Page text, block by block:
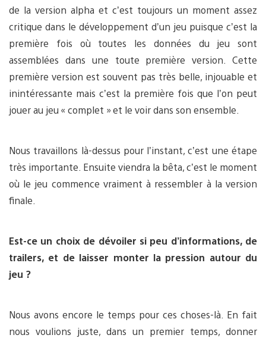
de la version alpha et c’est toujours un moment assez
critique dans le développement d’un jeu puisque c’est la
première fois où toutes les données du jeu sont
assemblées dans une toute première version. Cette
première version est souvent pas très belle, injouable et
inintéressante mais c’est la première fois que l’on peut
jouer au jeu « complet » et le voir dans son ensemble.
Nous travaillons là-dessus pour l’instant, c’est une étape
très importante. Ensuite viendra la bêta, c’est le moment
où le jeu commence vraiment à ressembler à la version
finale.
Est-ce un choix de dévoiler si peu d’informations, de
trailers, et de laisser monter la pression autour du
jeu ?
Nous avons encore le temps pour ces choses-là. En fait
nous voulions juste, dans un premier temps, donner